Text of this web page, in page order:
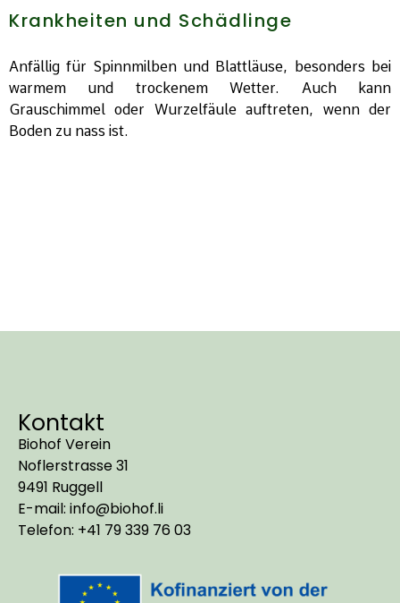
Krankheiten und Schädlinge
Anfällig für Spinnmilben und Blattläuse, besonders bei
warmem und trockenem Wetter. Auch kann
Grauschimmel oder Wurzelfäule auftreten, wenn der
Boden zu nass ist.
Kontakt
Biohof Verein
Noflerstrasse 31
9491 Ruggell
E-mail: info@biohof.li
Telefon: +41 79 339 76 03